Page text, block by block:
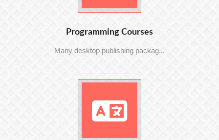
Programming Courses
Many desktop publishing packag...